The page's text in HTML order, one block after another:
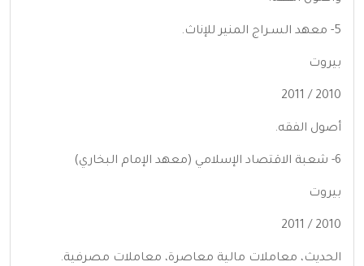
5- معهد السـراج المنير للإناث.
بيروت
2010 / 2011
أصول الفقه.
6- شعبة الاقتصاد الإسلامي (معهد الإمام البخاري)
بيروت
2010 / 2011
الحديث، معاملات مالية معاصرة، معاملات مصرفية.